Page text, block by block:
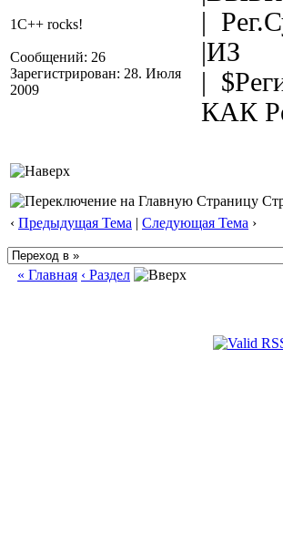
1C++ rocks!
Сообщений: 26
Зарегистрирован: 28. Июля
2009
|
|ИЗ
|
КАК
‹ Предыдущая Тема | Следующая Тема ›
« Главная ‹ Раздел